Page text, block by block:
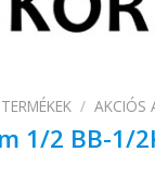
/ AKCIÓS
1/2 BB-1/